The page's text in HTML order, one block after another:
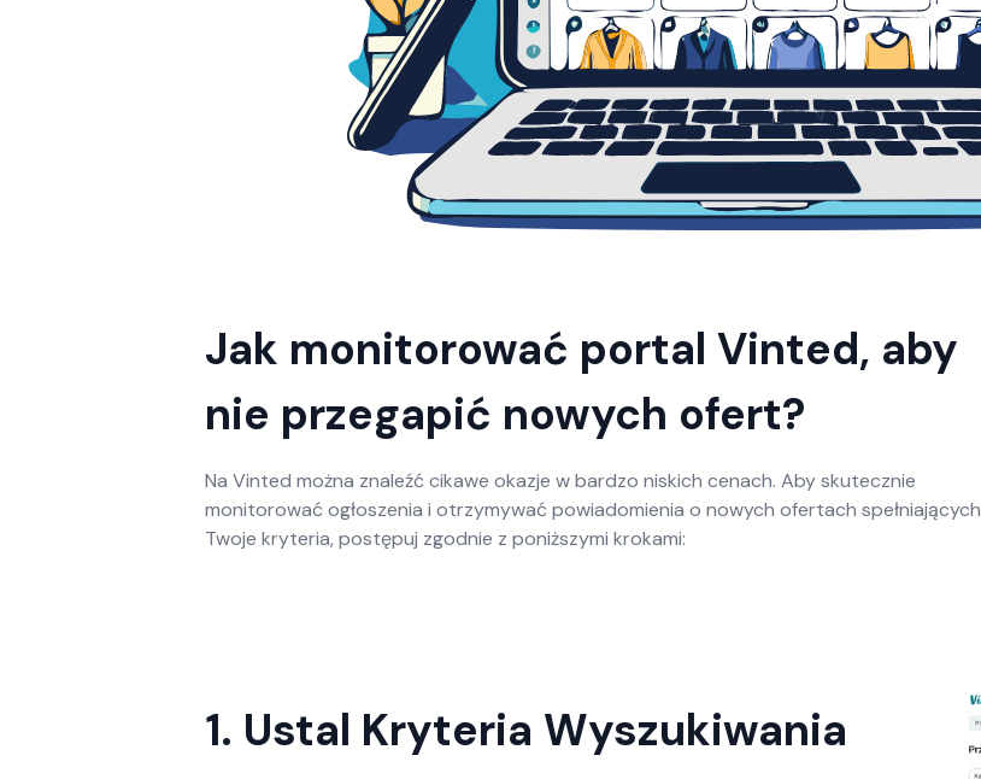
Jak monitorować portal Vinted, aby
nie przegapić nowych ofert?
Na Vinted można znaleźć cikawe okazje w bardzo niskich cenach. Aby skutecznie
monitorować ogłoszenia i otrzymywać powiadomienia o nowych ofertach spełniających
Twoje kryteria, postępuj zgodnie z poniższymi krokami:
1. Ustal Kryteria Wyszukiwania